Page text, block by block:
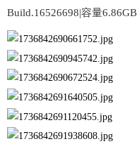
Build.16526698|容量